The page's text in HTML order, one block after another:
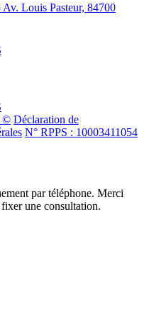
Louis Pasteur, 84700
© Déclaration de
N° RPPS : 10003411054
par téléphone. Merci
une consultation.